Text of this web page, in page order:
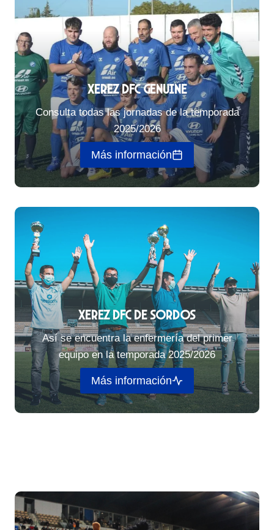
Xerez DFC Genuine
Consulta todas las jornadas de la temporada
2025/2026
Más información
Xerez DFC de Sordos
Así se encuentra la enfermería del primer
equipo en la temporada 2025/2026
Más información